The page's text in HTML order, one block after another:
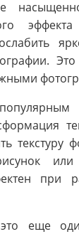
текстуру
при
еще